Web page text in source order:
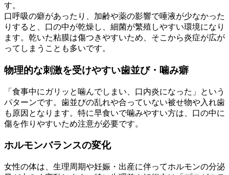
す。
口呼吸の癖があったり、加齢や薬の影響で唾液が少なかった
りすると、口の中が乾燥し、細菌が繁殖しやすい環境になり
ます。乾いた粘膜は傷つきやすいため、そこから炎症が広が
ってしまうことも多いです。
物理的な刺激を受けやすい歯並び・噛み癖
「食事中にガリッと噛んでしまい、口内炎になった」という
パターンです。歯並びの乱れや合っていない被せ物や入れ歯
も原因となります。特に早食いで噛みやすい方は、口の中に
傷を作りやすいため注意が必要です。
ホルモンバランスの変化
女性の体は、生理周期や妊娠・出産に伴ってホルモンの分泌